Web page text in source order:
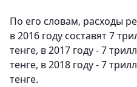
По его словам, расходы
в 2016 году составят 7
тенге, в 2017 году - 7
тенге, в 2018 году - 7
тенге.